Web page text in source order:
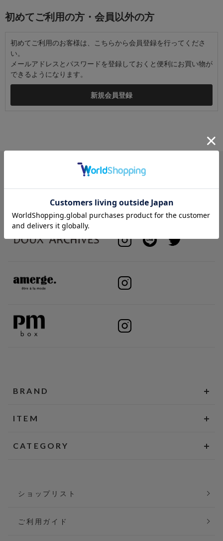
初めてご利用の方・会員以外の方
初めてご利用のお客様は、こちらから会員登録を行ってくださ
い。
メールアドレスとパスワードを登録しておくと便利にお買い物が
できるようになります。
BRAND
ITEM
CATEGORY
ショップリスト
ご利用ガイド